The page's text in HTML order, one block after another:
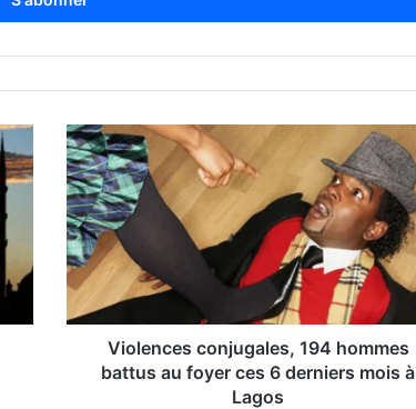
Violences conjugales, 194 hommes
battus au foyer ces 6 derniers mois à
Lagos